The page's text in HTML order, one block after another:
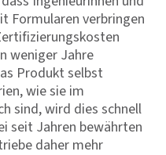
Formularen verbringen
weniger Jahre
Produkt selbst
wie sie im
sind, wird dies schnell
seit Jahren bewährten
daher mehr